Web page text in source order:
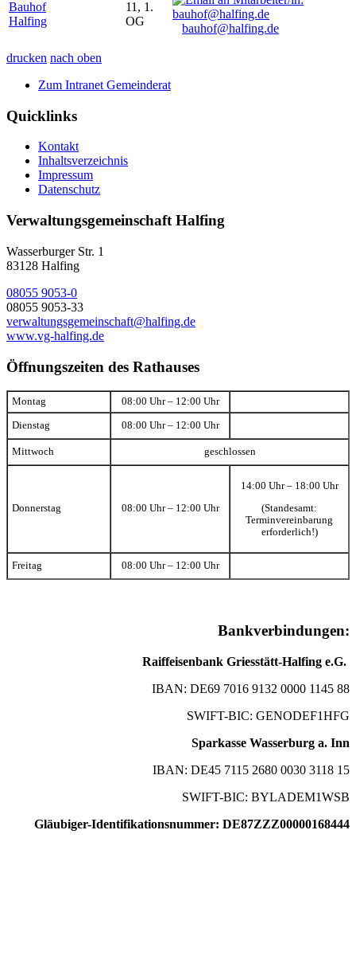
Bauhof
Halfing
11, 1.
OG
bauhof@halfing.de
drucken nach oben
Zum Intranet Gemeinderat
Quicklinks
Kontakt
Inhaltsverzeichnis
Impressum
Datenschutz
Verwaltungsgemeinschaft Halfing
Wasserburger Str. 1
83128 Halfing
08055 9053-0
08055 9053-33
verwaltungsgemeinschaft@halfing.de
www.vg-halfing.de
Öffnungszeiten des Rathauses
Montag 08:00 Uhr – 12:00 Uhr
Dienstag 08:00 Uhr – 12:00 Uhr
Mittwoch geschlossen
Donnerstag 08:00 Uhr – 12:00 Uhr
14:00 Uhr – 18:00 Uhr
(Standesamt:
Terminvereinbarung
erforderlich!)
Freitag 08:00 Uhr – 12:00 Uhr
Bankverbindungen:
Raiffeisenbank Griesstätt-Halfing e.G.
IBAN: DE69 7016 9132 0000 1145 88
SWIFT-BIC: GENODEF1HFG
Sparkasse Wasserburg a. Inn
IBAN: DE45 7115 2680 0030 3118 15
SWIFT-BIC: BYLADEM1WSB
Gläubiger-Identifikationsnummer: DE87ZZZ00000168444